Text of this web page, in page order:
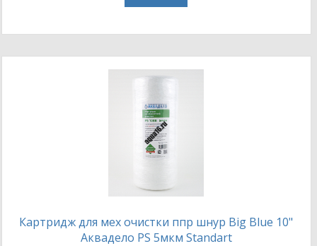
Картридж для мех очистки ппр шнур Big Blue 10"
Аквадело PS 5мкм Standart